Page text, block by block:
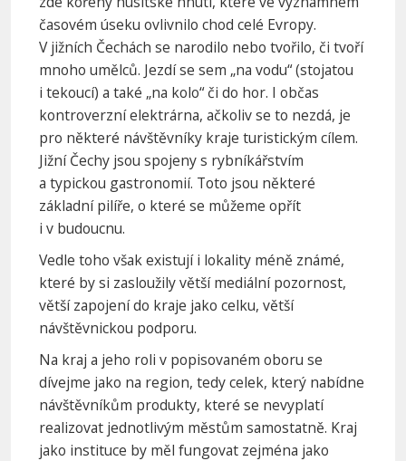
časovém úseku ovlivnilo chod celé Evropy.
V jižních Čechách se narodilo nebo tvořilo, či tvoří
mnoho umělců. Jezdí se sem „na vodu“ (stojatou
i tekoucí) a také „na kolo“ či do hor. I občas
kontroverzní elektrárna, ačkoliv se to nezdá, je
pro některé návštěvníky kraje turistickým cílem.
Jižní Čechy jsou spojeny s rybníkářstvím
a typickou gastronomií. Toto jsou některé
základní pilíře, o které se můžeme opřít
i v budoucnu.
Vedle toho však existují i lokality méně známé,
které by si zasloužily větší mediální pozornost,
větší zapojení do kraje jako celku, větší
návštěvnickou podporu.
Na kraj a jeho roli v popisovaném oboru se
dívejme jako na region, tedy celek, který nabídne
návštěvníkům produkty, které se nevyplatí
realizovat jednotlivým městům samostatně. Kraj
jako instituce by měl fungovat zejména jako